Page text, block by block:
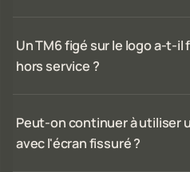
Un TM6 figé sur le logo a-t-
hors service ?
Peut-on continuer à utiliser
avec l'écran fissuré ?